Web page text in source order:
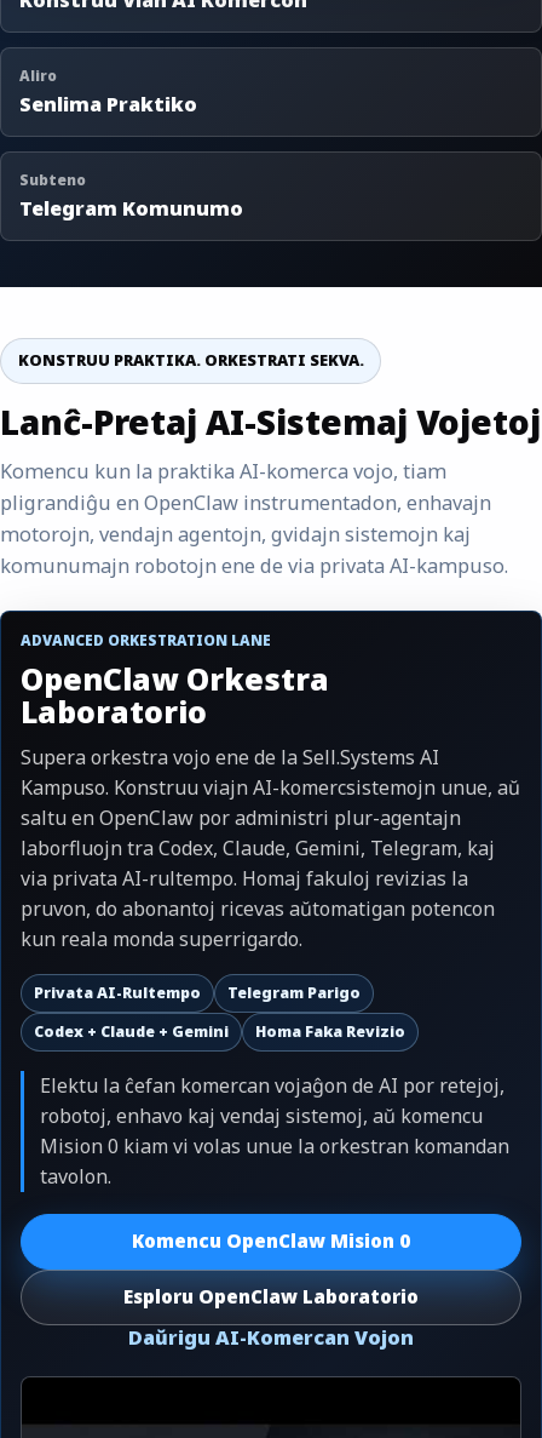
Aliro
Senlima Praktiko
Subteno
Telegram Komunumo
KONSTRUU PRAKTIKA. ORKESTRATI SEKVA.
Lanĉ-Pretaj AI-Sistemaj Vojetoj
Komencu kun la praktika AI-komerca vojo, tiam
pligrandiĝu en OpenClaw instrumentadon, enhavajn
motorojn, vendajn agentojn, gvidajn sistemojn kaj
komunumajn robotojn ene de via privata AI-kampuso.
ADVANCED ORKESTRATION LANE
OpenClaw Orkestra
Laboratorio
Supera orkestra vojo ene de la Sell.Systems AI
Kampuso. Konstruu viajn AI-komercsistemojn unue, aŭ
saltu en OpenClaw por administri plur-agentajn
laborfluojn tra Codex, Claude, Gemini, Telegram, kaj
via privata AI-rultempo. Homaj fakuloj revizias la
pruvon, do abonantoj ricevas aŭtomatigan potencon
kun reala monda superrigardo.
Privata AI-Rultempo
Telegram Parigo
Codex + Claude + Gemini
Homa Faka Revizio
Elektu la ĉefan komercan vojaĝon de AI por retejoj,
robotoj, enhavo kaj vendaj sistemoj, aŭ komencu
Mision 0 kiam vi volas unue la orkestran komandan
tavolon.
Komencu OpenClaw Mision 0
Esploru OpenClaw Laboratorio
Daŭrigu AI-Komercan Vojon